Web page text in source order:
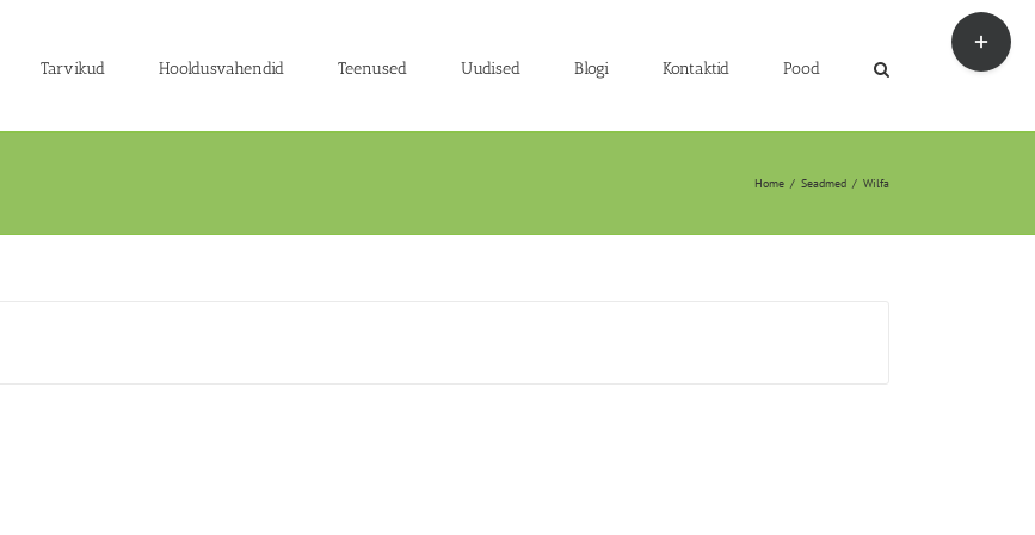
Tarvikud Hooldusvahendid Teenused Uudised Blogi Kontaktid Pood
Home / Seadmed / Wilfa
Toggle
Sliding
Bar